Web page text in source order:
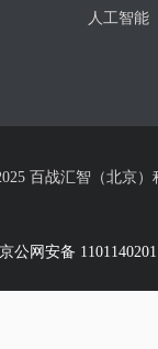
人工智能
百战汇智（北京
京公网安备